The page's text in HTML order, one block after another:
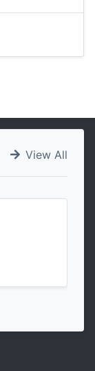
View All